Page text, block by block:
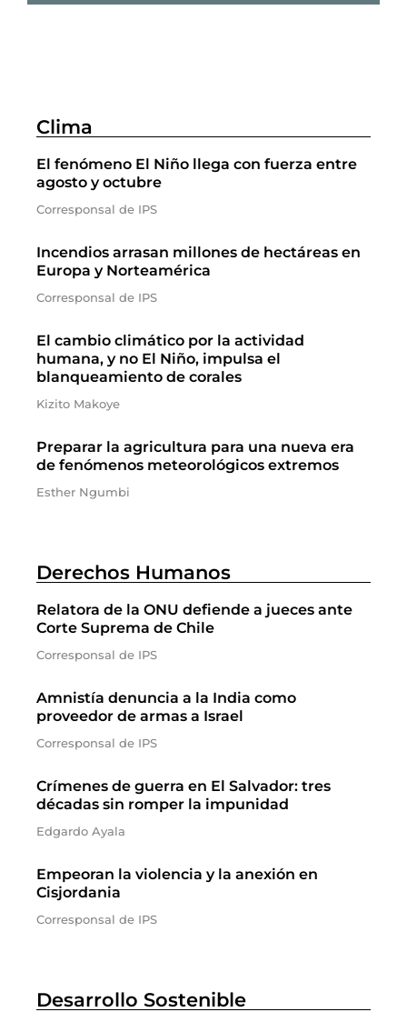
Clima
El fenómeno El Niño llega con fuerza entre
agosto y octubre
Corresponsal de IPS
Incendios arrasan millones de hectáreas en
Europa y Norteamérica
Corresponsal de IPS
El cambio climático por la actividad
humana, y no El Niño, impulsa el
blanqueamiento de corales
Kizito Makoye
Preparar la agricultura para una nueva era
de fenómenos meteorológicos extremos
Esther Ngumbi
Derechos Humanos
Relatora de la ONU defiende a jueces ante
Corte Suprema de Chile
Corresponsal de IPS
Amnistía denuncia a la India como
proveedor de armas a Israel
Corresponsal de IPS
Crímenes de guerra en El Salvador: tres
décadas sin romper la impunidad
Edgardo Ayala
Empeoran la violencia y la anexión en
Cisjordania
Corresponsal de IPS
Desarrollo Sostenible